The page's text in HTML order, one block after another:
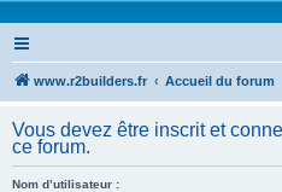
www.r2builders.fr Accueil du forum
Vous devez être inscrit et
ce forum.
Nom d’utilisateur :